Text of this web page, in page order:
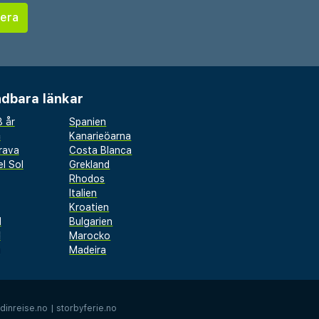
länkar
år
Spanien
Kanarieöarna
Costa Blanca
Sol
Grekland
Rhodos
Italien
Kroatien
Bulgarien
Marocko
Madeira
dinreise.no storbyferie.no